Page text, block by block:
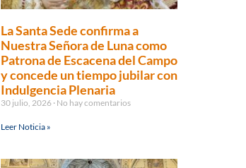
La Santa Sede confirma a
Nuestra Señora de Luna como
Patrona de Escacena del Campo
y concede un tiempo jubilar con
Indulgencia Plenaria
30 julio, 2026 No hay comentarios
Leer Noticia »